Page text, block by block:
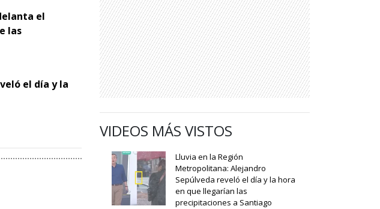
el
las
el día y la
VIDEOS MÁS VISTOS
Lluvia en la Región
Metropolitana: Alejandro
Sepúlveda reveló el día y la hora
en que llegarían las
precipitaciones a Santiago